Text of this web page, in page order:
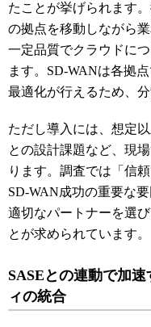
たことが挙げられます
の拠点を移動しながら
一定品質でクラウドに
ます。SD-WANは各拠
最適化が行えるため、
ただし導入には、想定
との設計課題など、現
ります。調査では「信
SD-WAN成功の重要な
適切なパートナーを選
とが求められています。
SASEとの連動で加
ィの統合